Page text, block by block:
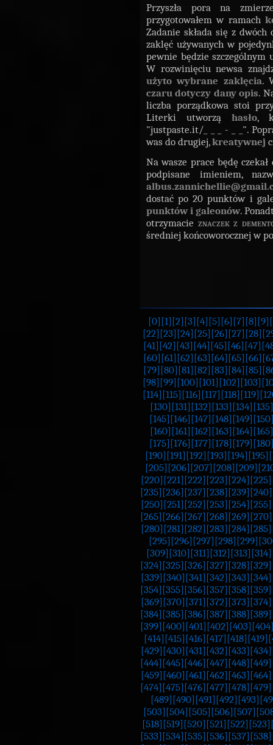
Przyszła pora na
przygotowałem w ramach
Zadanie składa się z dwóch
zaklęć używanych w
pewnie będzie szczególnym
W rozwinięciu newsa
użyto wybrane zaklęcia.
czaru dotyczy dany opis.
liczba porządkowa stoi
Literki utworzą hasło,
"justpaste.it/_ _ _ - _ _".
was do drugiej,kreatywnej
Na wasze prace będę
podpisane imieniem,
dostać po 20 punktów i
punktów i galeonów.
otrzymacie znaczek z
średniej końcoworocznej w
[0] [1] [2] [3] [4] [5] [6] [7] [8] [9]
[22] [23] [24] [25] [26] [27] [28]
[41] [42] [43] [44] [45] [46] [47]
[60] [61] [62] [63] [64] [65] [66]
[79] [80] [81] [82] [83] [84] [85]
[98] [99] [100] [101] [102] [103]
[114] [115] [116] [117] [118] [119]
[130] [131] [132] [133] [134] [135]
[145] [146] [147] [148] [149]
[160] [161] [162] [163] [164] [165]
[175] [176] [177] [178] [179]
[190] [191] [192] [193] [194] [195]
[205] [206] [207] [208] [209]
[220] [221] [222] [223] [224] [225]
[235] [236] [237] [238] [239] [240]
[250] [251] [252] [253] [254] [255]
[265] [266] [267] [268] [269] [270]
[280] [281] [282] [283] [284] [285]
[295] [296] [297] [298] [299]
[309] [310] [311] [312] [313] [314]
[324] [325] [326] [327] [328] [329]
[339] [340] [341] [342] [343] [344]
[354] [355] [356] [357] [358] [359]
[369] [370] [371] [372] [373] [374]
[384] [385] [386] [387] [388] [389]
[399] [400] [401] [402] [403]
[414] [415] [416] [417] [418] [419]
[429] [430] [431] [432] [433] [434]
[444] [445] [446] [447] [448] [449]
[459] [460] [461] [462] [463] [464]
[474] [475] [476] [477] [478] [479]
[489] [490] [491] [492] [493]
[503] [504] [505] [506] [507]
[518] [519] [520] [521] [522] [523]
[533] [534] [535] [536] [537] [538]